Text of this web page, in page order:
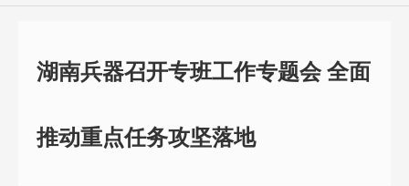
湖南兵器召开专班工作专题会 全面
推动重点任务攻坚落地